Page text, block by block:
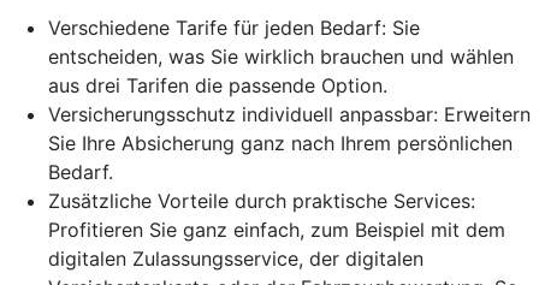
Verschiedene Tarife für jeden Bedarf: Sie
entscheiden, was Sie wirklich brauchen und wählen
aus drei Tarifen die passende Option.
Versicherungsschutz individuell anpassbar: Erweitern
Sie Ihre Absicherung ganz nach Ihrem persönlichen
Bedarf.
Zusätzliche Vorteile durch praktische Services:
Profitieren Sie ganz einfach, zum Beispiel mit dem
digitalen Zulassungsservice, der digitalen